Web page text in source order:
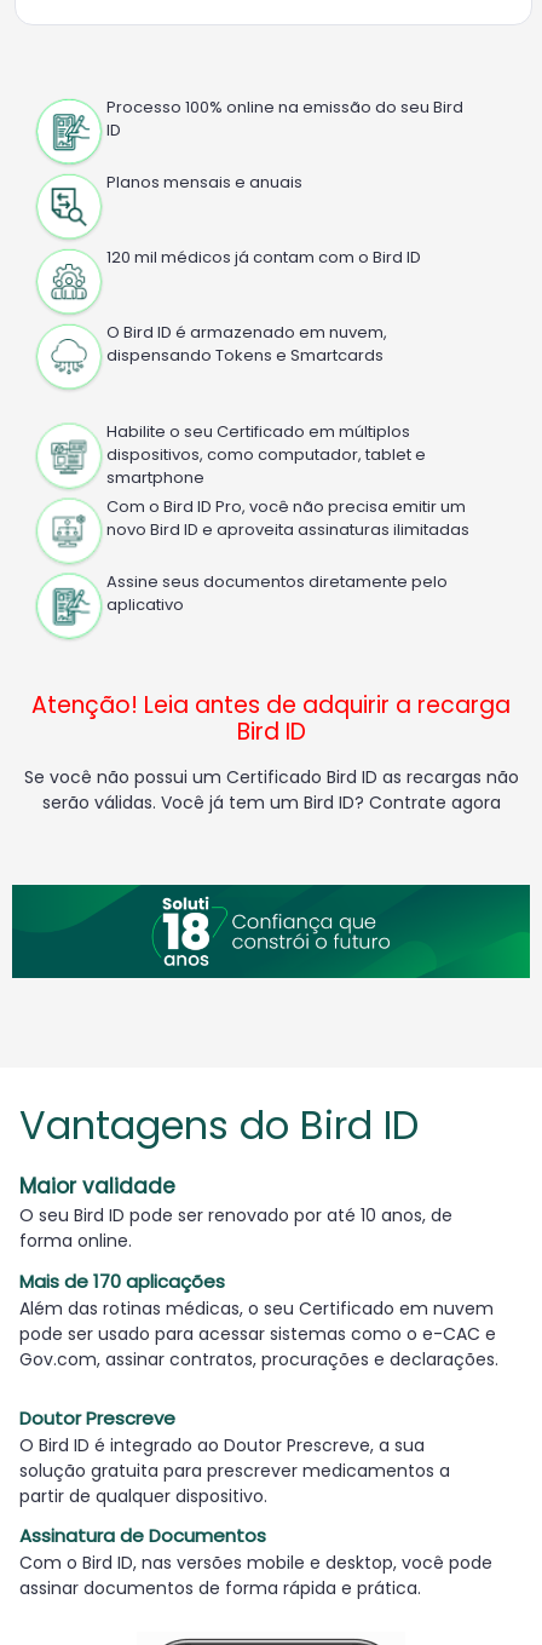
Processo 100% online na emissão do seu Bird
ID
Planos mensais e anuais
120 mil médicos já contam com o Bird ID
O Bird ID é armazenado em nuvem,
dispensando Tokens e Smartcards
Habilite o seu Certificado em múltiplos
dispositivos, como computador, tablet e
smartphone
Com o Bird ID Pro, você não precisa emitir um
novo Bird ID e aproveita assinaturas ilimitadas
Assine seus documentos diretamente pelo
aplicativo
Atenção! Leia antes de adquirir a recarga
Bird ID
Se você não possui um Certificado Bird ID as recargas não
serão válidas. Você já tem um Bird ID? Contrate agora
Vantagens do Bird ID
Maior validade
O seu Bird ID pode ser renovado por até 10 anos, de
forma online.
Mais de 170 aplicações
Além das rotinas médicas, o seu Certificado em nuvem
pode ser usado para acessar sistemas como o e-CAC e
Gov.com, assinar contratos, procurações e declarações.
Doutor Prescreve
O Bird ID é integrado ao Doutor Prescreve, a sua
solução gratuita para prescrever medicamentos a
partir de qualquer dispositivo.
Assinatura de Documentos
Com o Bird ID, nas versões mobile e desktop, você pode
assinar documentos de forma rápida e prática.